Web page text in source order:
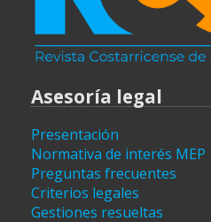
Asesoría legal
Presentación
Normativa de interés MEP
Preguntas frecuentes
Criterios legales
Gestiones resueltas